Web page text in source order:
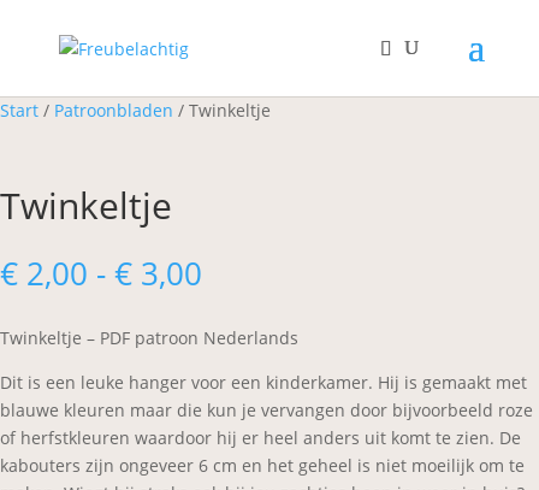
Start / Patroonbladen / Twinkeltje
Twinkeltje
€ 2,00 -€ 3,00
tot
€ 3,00
Twinkeltje – PDF patroon Nederlands
Dit is een leuke hanger voor een kinderkamer. Hij is gemaakt met
blauwe kleuren maar die kun je vervangen door bijvoorbeeld roze
of herfstkleuren waardoor hij er heel anders uit komt te zien. De
kabouters zijn ongeveer 6 cm en het geheel is niet moeilijk om te